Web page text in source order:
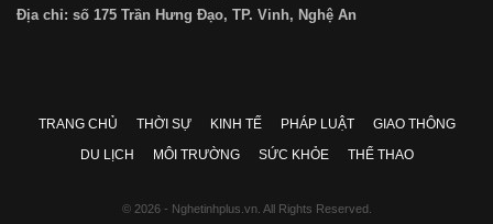
Địa chỉ: số 175 Trần Hưng Đạo, TP. Vinh, Nghệ An
TRANG CHỦ THỜI SỰ KINH TẾ PHÁP LUẬT
GIAO THÔNG
DU LỊCH
MÔI TRƯỜNG SỨC KHỎE THỂ THAO
© 2026 - Nghetinhplus.vn. All Rights Reserved.